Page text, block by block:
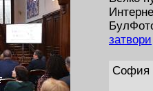
затвори
София